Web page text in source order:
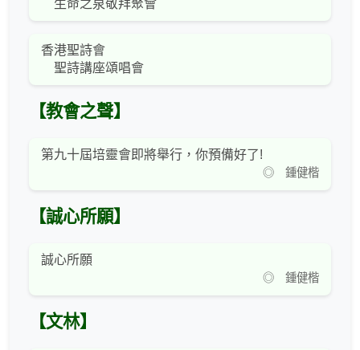
生命之泉敬拜聚會
香港聖詩會
聖詩講座頌唱會
【教會之聲】
第九十屆培靈會即將舉行，你預備好了!
◎ 鍾健楷
【誠心所願】
誠心所願
◎ 鍾健楷
【文林】